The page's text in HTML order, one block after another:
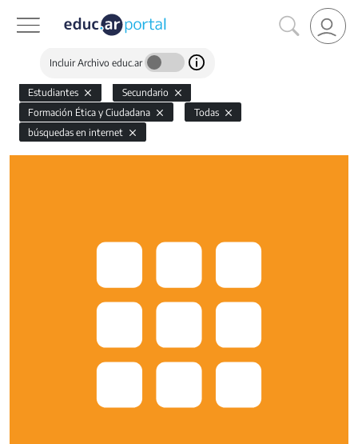
Incluir Archivo educ.ar
Estudiantes
Secundario
Formación Ética y Ciudadana
Todas
búsquedas en internet